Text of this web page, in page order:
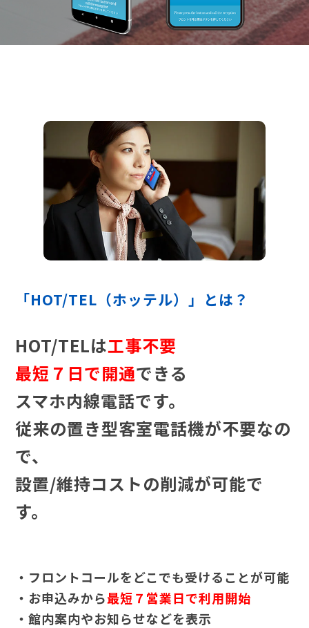
「HOT/TEL（ホッテル）」とは？
HOT/TELは工事不要
最短７日で開通できる
スマホ内線電話です。
従来の置き型客室電話機が不要なの
で、
設置/維持コストの削減が可能で
す。
・フロントコールをどこでも受けることが可能
・お申込みから最短７営業日で利用開始
・館内案内やお知らせなどを表示